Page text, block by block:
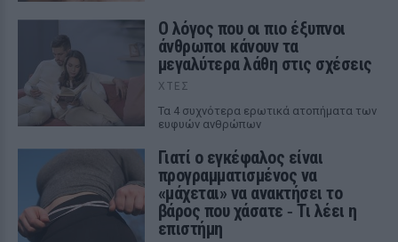
Ο λόγος που οι πιο έξυπνοι
άνθρωποι κάνουν τα
μεγαλύτερα λάθη στις σχέσεις
ΧΤΕΣ
Τα 4 συχνότερα ερωτικά ατοπήματα των
ευφυών ανθρώπων
Γιατί ο εγκέφαλος είναι
προγραμματισμένος να
«μάχεται» να ανακτήσει το
βάρος που χάσατε ‑ Τι λέει η
επιστήμη